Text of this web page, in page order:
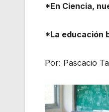
*En Ciencia,
*La educación
Por: Pascacio